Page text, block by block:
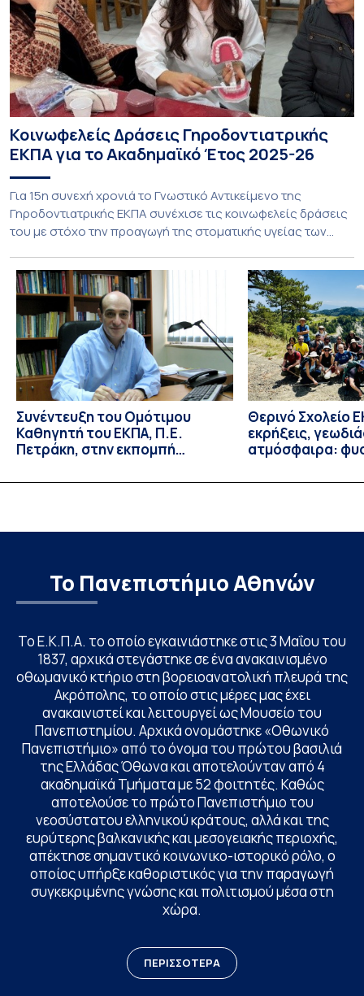
Κοινωφελείς Δράσεις Γηροδοντιατρικής
ΕΚΠΑ για το Ακαδημαϊκό Έτος 2025-26
Για 15η συνεχή χρονιά το Γνωστικό Αντικείμενο της
Γηροδοντιατρικής ΕΚΠΑ συνέχισε τις κοινωφελείς δράσεις
του με στόχο την προαγωγή της στοματικής υγείας των
υποχρεωτικής «κοινωφελούς μάθησης» στο μάθημα της
Γηροδοντιατρικής 10ου εξαμήνου, περιλάμβανε
εκπαιδευτικές δραστηριότητες στο Γηροκομείο-
Πτωχοκομείο Αθηνών, στο Οδοντιατρικό Τμήμα/Μονάδα
ΑΜΕΑ Ενηλίκων Ασκληπιείου Βούλας, στο Κέντρο
Γηριατρικής […]
Συνέντευξη του Ομότιμου
Καθηγητή του ΕΚΠΑ, Π.Ε.
Πετράκη, στην εκπομπή
Θερινό Σχολείο
εκρήξεις,
ατμόσφαιρα:
βιολογικές
Το Πανεπιστήμιο Αθηνών
Το Ε.Κ.Π.Α. το οποίο εγκαινιάστηκε στις 3 Μαΐου του
1837, αρχικά στεγάστηκε σε ένα ανακαινισμένο
οθωμανικό κτήριο στη βορειοανατολική πλευρά της
Ακρόπολης, το οποίο στις μέρες μας έχει
ανακαινιστεί και λειτουργεί ως Μουσείο του
Πανεπιστημίου. Αρχικά ονομάστηκε «Οθωνικό
Πανεπιστήμιο» από το όνομα του πρώτου βασιλιά
της Ελλάδας Όθωνα και αποτελούνταν από 4
ακαδημαϊκά Τμήματα με 52 φοιτητές. Καθώς
αποτελούσε το πρώτο Πανεπιστήμιο του
νεοσύστατου ελληνικού κράτους, αλλά και της
ευρύτερης βαλκανικής και μεσογειακής περιοχής,
απέκτησε σημαντικό κοινωνικο-ιστορικό ρόλο, ο
οποίος υπήρξε καθοριστικός για την παραγωγή
συγκεκριμένης γνώσης και πολιτισμού μέσα στη
χώρα.
ΠΕΡΙΣΣΟΤΕΡΑ